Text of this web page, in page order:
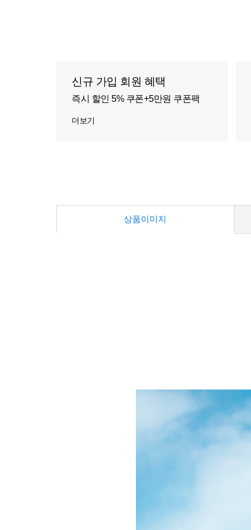
신규 가입 회원 혜택
즉시 할인 5% 쿠폰+5만원 쿠폰팩
더보기
상품이미지